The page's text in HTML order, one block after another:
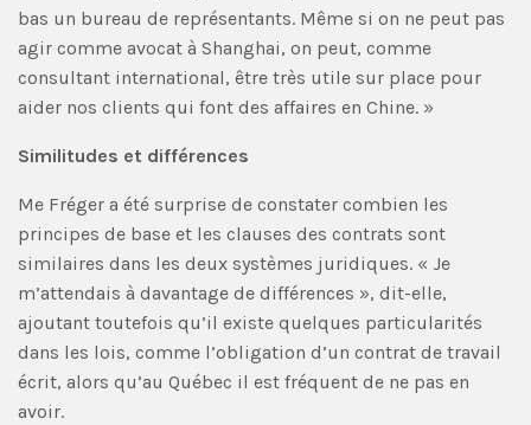
bas un bureau de représentants. Même si on ne peut pas
agir comme avocat à Shanghai, on peut, comme
consultant international, être très utile sur place pour
aider nos clients qui font des affaires en Chine. »
Similitudes et différences
Me Fréger a été surprise de constater combien les
principes de base et les clauses des contrats sont
similaires dans les deux systèmes juridiques. « Je
m’attendais à davantage de différences », dit-elle,
ajoutant toutefois qu’il existe quelques particularités
dans les lois, comme l’obligation d’un contrat de travail
écrit, alors qu’au Québec il est fréquent de ne pas en
avoir.